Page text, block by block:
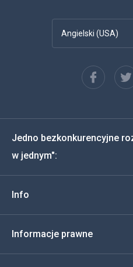
Angielski (USA)
Español
Deutsch
Włoski
한국의
Jedno bezkonkurencyjne
w jednym":
Info
Informacje prawne